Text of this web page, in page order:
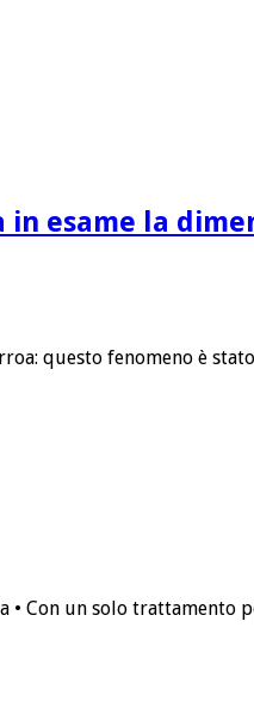
esame la
questo fenomeno è
• Con un solo